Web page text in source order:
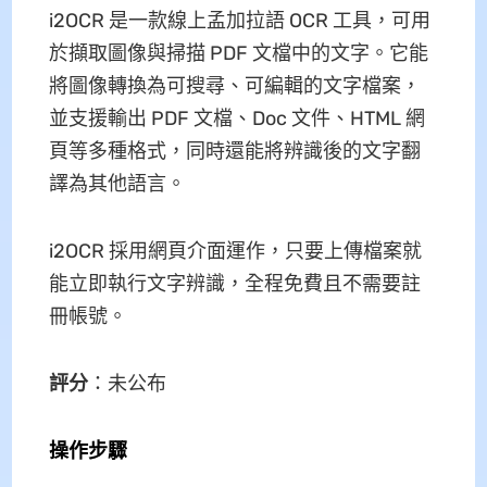
i2OCR 是一款線上孟加拉語 OCR 工具，可用
於擷取圖像與掃描 PDF 文檔中的文字。它能
將圖像轉換為可搜尋、可編輯的文字檔案，
並支援輸出 PDF 文檔、Doc 文件、HTML 網
頁等多種格式，同時還能將辨識後的文字翻
譯為其他語言。
i2OCR 採用網頁介面運作，只要上傳檔案就
能立即執行文字辨識，全程免費且不需要註
冊帳號。
評分：未公布
操作步驟